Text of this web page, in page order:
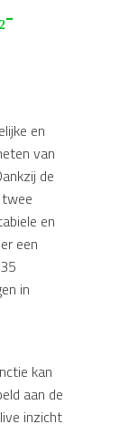
en
van
de
en
een
in
kan
aan de
inzicht